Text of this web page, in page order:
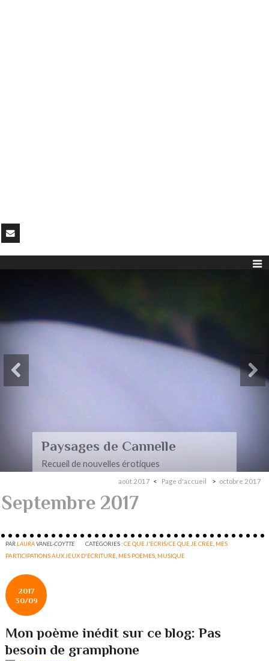
Paysages
Mon premier recueil de poèmes
août 2017 Page d'accueil octobre 2017
Septembre 2017
PARLAURAVANEL-COYTTE CATÉGORIES :CE QUE J'ECRIS/CE QUE JE CREE MES
PARTICIPATIONS AUX JEUX D'ÉCRITURE MES POÈMES MUSIQUE
2017
30/09
Mon poème inédit sur ce blog: Pas
besoin de gramphone